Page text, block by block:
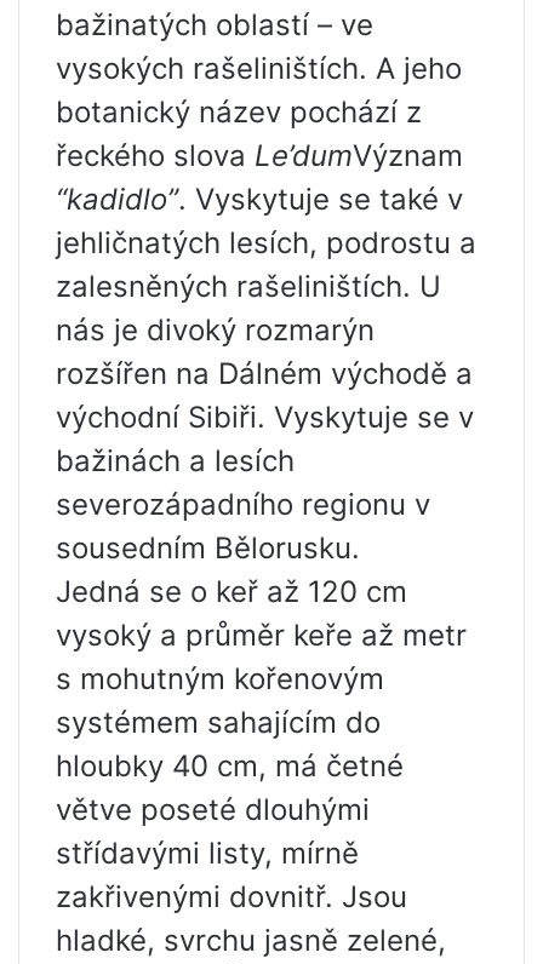
bažinatých oblastí – ve
vysokých rašeliništích. A jeho
botanický název pochází z
řeckého slova Le’dumVýznam
“kadidlo”. Vyskytuje se také v
jehličnatých lesích, podrostu a
zalesněných rašeliništích. U
nás je divoký rozmarýn
rozšířen na Dálném východě a
východní Sibiři. Vyskytuje se v
bažinách a lesích
severozápadního regionu v
sousedním Bělorusku.
Jedná se o keř až 120 cm
vysoký a průměr keře až metr
s mohutným kořenovým
systémem sahajícím do
hloubky 40 cm, má četné
větve poseté dlouhými
střídavými listy, mírně
zakřivenými dovnitř. Jsou
hladké, svrchu jasně zelené,